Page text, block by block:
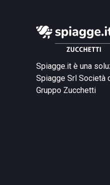
Spiagge.it è una
Spiagge Srl Società
Gruppo Zucchetti